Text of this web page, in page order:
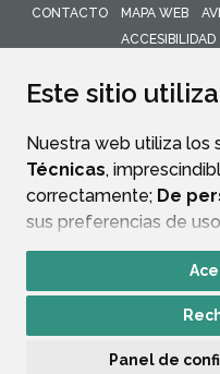
Este sitio
Nuestra web utiliza los
Técnicas,
correctamente; De
sus preferencias de
mejorar el
Si acepta pulsando el
consideramos que
Panel de
CONTACTO MAPA WEB
ACCESIBILIDAD